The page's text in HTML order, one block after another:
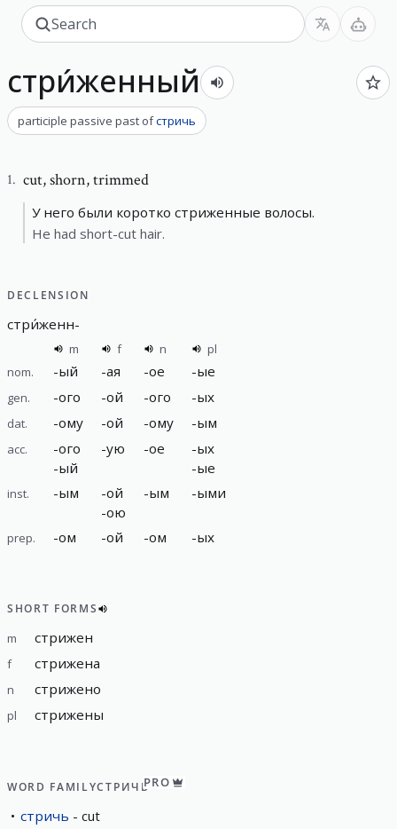
стри́женный
participle passive past ofстричь
1. cut,shorn, trimmed
У него были коротко стриженные волосы.
He had short-cut hair.
DECLENSION
стри́женн-
m f n
pl
nom.
-ый -ая -ое -ые
gen. -ого -ой -ого -ых
dat. -ому -ой -ому -ым
acc. -ого
-ый
-ую -ое -ых
-ые
inst. -ым -ой
-ою
-ым -ыми
prep. -ом -ой -ом -ых
SHORT FORMS
m стрижен
f стрижена
n стрижено
pl стрижены
WORD FAMILYСТРИЧЬPRO
стричь cut